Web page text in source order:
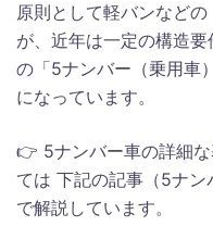
原則として軽バンなど
が、近年は一定の構造
の「5ナンバー（乗用車
になっています。
👉 5ナンバー車の詳細
ては 下記の記事（5ナン
で解説しています。